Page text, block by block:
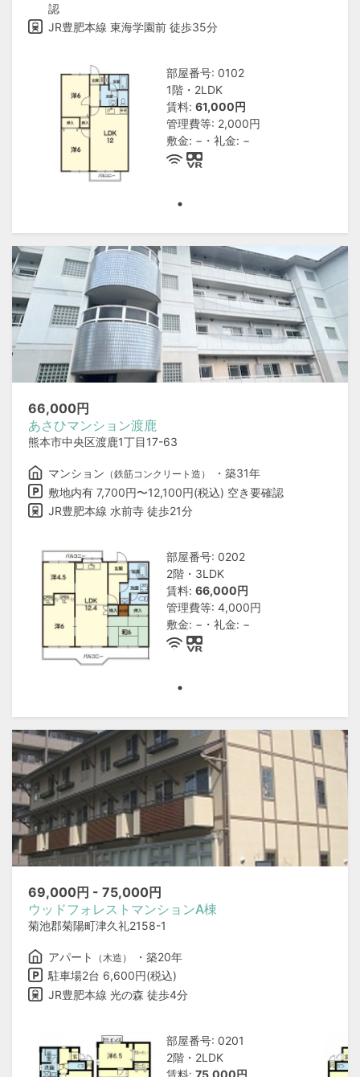
認
JR豊肥本線 東海学園前 徒歩35分
部屋番号: 0102
1階・2LDK
賃料: 61,000円
管理費等: 2,000円
敷金: −・礼金: −
66,000円
あさひマンション渡鹿
熊本市中央区渡鹿1丁目17-63
マンション （鉄筋コンクリート造）
・築31年
敷地内有 7,700円〜12,100円(税込) 空き要確認
JR豊肥本線 水前寺 徒歩21分
部屋番号: 0202
2階・3LDK
賃料: 66,000円
管理費等: 4,000円
敷金: −・礼金: −
69,000円 - 75,000円
ウッドフォレストマンションA棟
菊池郡菊陽町津久礼2158-1
アパート （木造）
・築20年
駐車場2台 6,600円(税込)
JR豊肥本線 光の森 徒歩4分
部屋番号: 0201
2階・2LDK
賃料: 75,000円